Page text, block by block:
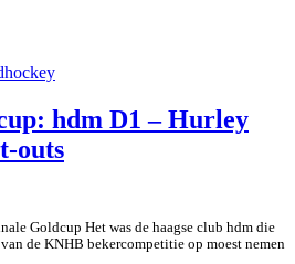
hdm D1 – Hurley
outs
Goldcup Het was de haagse club hdm die
de KNHB bekercompetitie op moest nemen